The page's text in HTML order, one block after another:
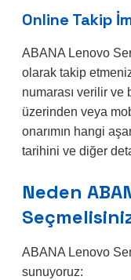
Online Takip
ABANA Lenovo
olarak takip
numarası verilir ve
üzerinden veya
onarımın hangi
tarihini ve diğer
Neden
ABANA Lenovo
sunuyoruz: